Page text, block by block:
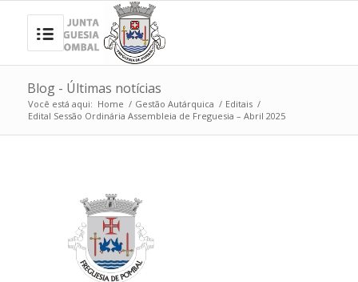
Blog - Últimas notícias
Você está aqui: Home / Gestão Autárquica / Editais /
Edital Sessão Ordinária Assembleia de Freguesia – Abril 2025